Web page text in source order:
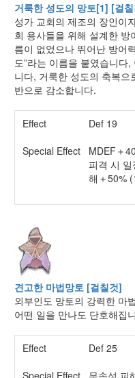
거룩한 성도의 망토[1] [걸
성가 교회의 제조의 장인이
회 용사들을 위해 설계한 방
름이 없었으나 뛰어난 방어
도”라는 이름을 붙였습니다
니다, 거룩한 성도의 축복
반으로 감소합니다.
Effect
Def 19
Special Effect
MDEF＋40
피격 시
해＋50%
견고한 마법망토 [걸칠것]
외부인도 망토의 강력한 마
어떤 일을 만나도 단호해집
Effect
Def 25
Special Effect
무속성 피